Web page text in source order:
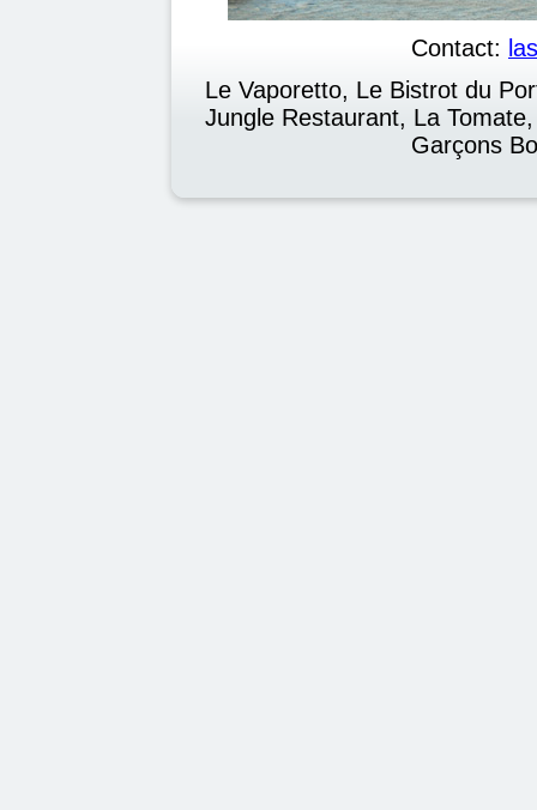
Contact:
Le Vaporetto, Le Bistrot du
Jungle Restaurant, La
Garçons